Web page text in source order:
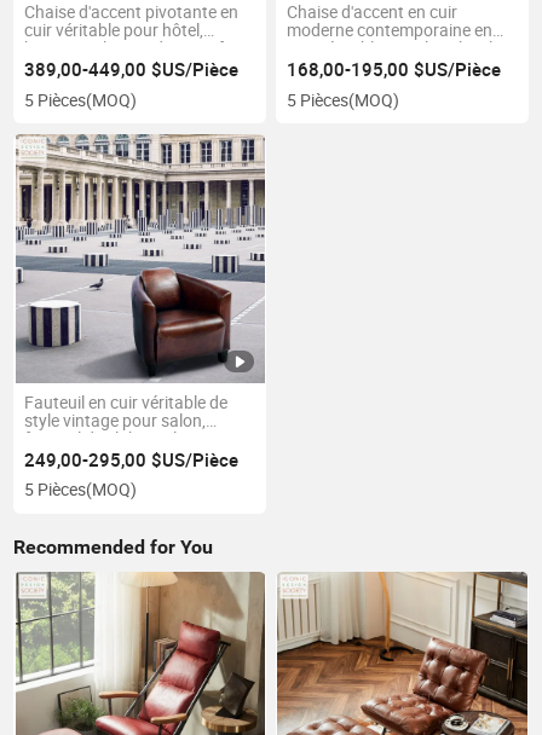
Chaise d'accent pivotante en
cuir véritable pour hôtel,
bureau, salon moderne et fait
à la main
389,00-449,00 $US/Pièce
5 Pièces(MOQ)
Chaise d'accent en cuir
moderne contemporaine en
cuir véritable pour le salon, le
restaurant et l'hôtel, avec
structure en métal et tuyau en
acier
168,00-195,00 $US/Pièce
5 Pièces(MOQ)
Fauteuil en cuir véritable de
style vintage pour salon,
fauteuil de club en aluminium
aviator, chaise de loisirs
accentuée
249,00-295,00 $US/Pièce
5 Pièces(MOQ)
Recommended for You